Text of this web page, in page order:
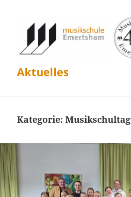
Aktuelles
Kategorie:Musikschultag